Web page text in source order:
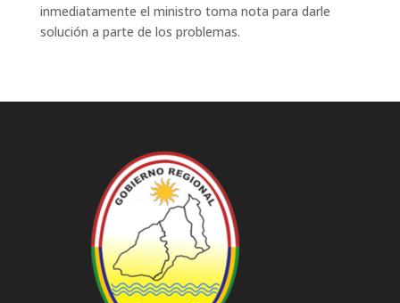
inmediatamente el ministro toma nota para darle
solución a parte de los problemas.